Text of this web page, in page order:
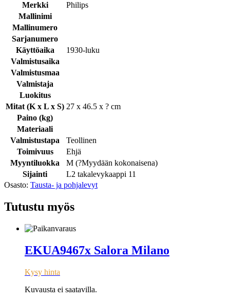
Merkki
Philips
Mallinimi
Mallinumero
Sarjanumero
Käyttöaika
1930-luku
Valmistusaika
Valmistusmaa
Valmistaja
Luokitus
Mitat (K x L x S) 27 x 46.5 x ? cm
Paino (kg)
Materiaali
Valmistustapa
Teollinen
Toimivuus
Ehjä
Myyntiluokka
M (?Myydään kokonaisena)
Sijainti
L2 takalevykaappi 11
Osasto: Tausta- ja pohjalevyt
Tutustu myös
EKUA9467x Salora Milano
Kysy hinta
Kuvausta ei saatavilla.